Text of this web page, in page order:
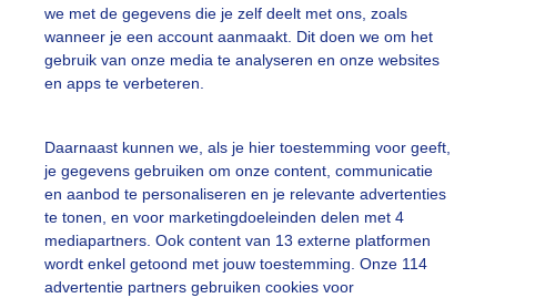
we met de gegevens die je zelf deelt met ons, zoals
wanneer je een account aanmaakt. Dit doen we om het
gebruik van onze media te analyseren en onze websites
en apps te verbeteren.
Daarnaast kunnen we, als je hier toestemming voor geeft,
je gegevens gebruiken om onze content, communicatie
en aanbod te personaliseren en je relevante advertenties
te tonen, en voor marketingdoeleinden delen met 4
mediapartners. Ook content van 13 externe platformen
wordt enkel getoond met jouw toestemming. Onze 114
advertentie partners gebruiken cookies voor
Peter van der Schoot Gemaakt: 17-07-2025, 38x bekeken
Wolken Dieren